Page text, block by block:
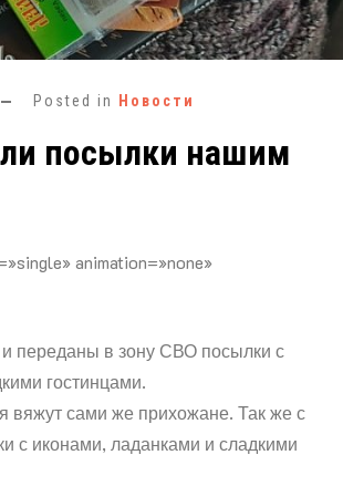
Posted in Новости
посылки нашим
animation=»none»
переданы в зону СВО посылки с
гостинцами.
вяжут сами же прихожане. Так же с
с иконами, ладанками и сладкими